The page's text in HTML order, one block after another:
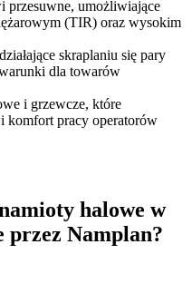
przesuwne, umożliwiające
(TIR) oraz wysokim
skraplaniu się pary
dla towarów
i grzewcze, które
komfort pracy operatorów
halowe w
przez Namplan?